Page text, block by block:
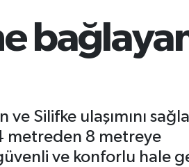
Silifke ulaşımını
metreden 8 metreye
ve konforlu hale